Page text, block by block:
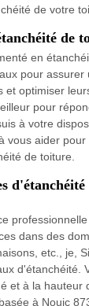
de votre
de
en
pour assurer
et optimiser
pour
à votre
vous aider
de toiture.
dans des
etc., je,
d'étanchéité.
et à la hauteur
à Nouic